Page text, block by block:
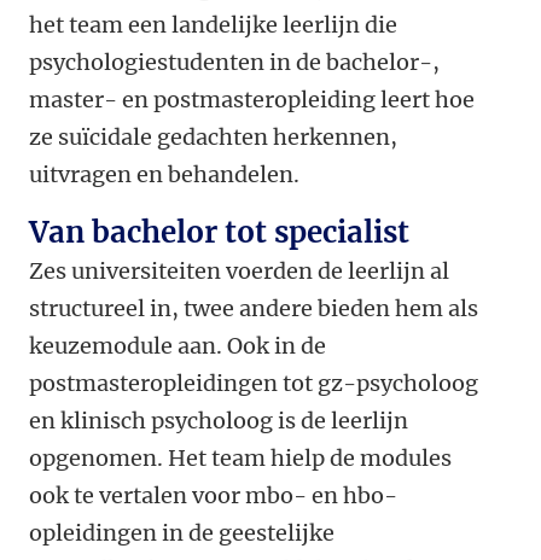
het team een landelijke leerlijn die
psychologiestudenten in de bachelor-,
master- en postmasteropleiding leert hoe
ze suïcidale gedachten herkennen,
uitvragen en behandelen.
Van bachelor tot specialist
Zes universiteiten voerden de leerlijn al
structureel in, twee andere bieden hem als
keuzemodule aan. Ook in de
postmasteropleidingen tot gz-psycholoog
en klinisch psycholoog is de leerlijn
opgenomen. Het team hielp de modules
ook te vertalen voor mbo- en hbo-
opleidingen in de geestelijke